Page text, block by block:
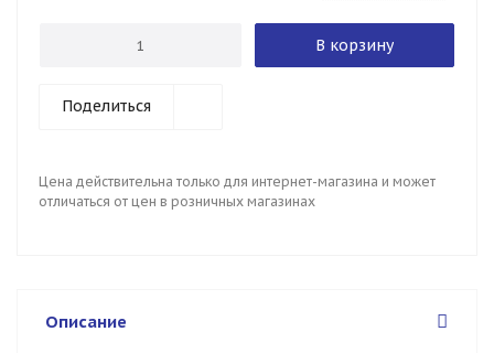
В корзину
Поделиться
Цена действительна только для интернет-магазина и может
отличаться от цен в розничных магазинах
Описание